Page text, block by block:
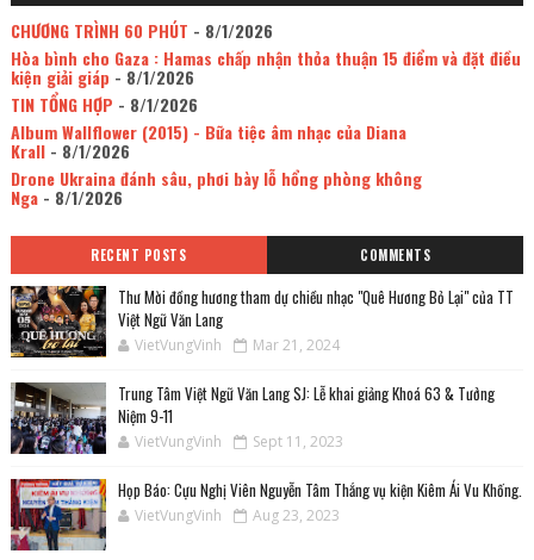
CHƯƠNG TRÌNH 60 PHÚT - 8/1/2026
Hòa bình cho Gaza : Hamas chấp nhận thỏa thuận 15 điểm và đặt điều
kiện giải giáp - 8/1/2026
TIN TỔNG HỢP - 8/1/2026
Album Wallflower (2015) - Bữa tiệc âm nhạc của Diana
Krall- 8/1/2026
Drone Ukraina đánh sâu, phơi bày lỗ hổng phòng không
Nga- 8/1/2026
RECENT POSTS COMMENTS
Thư Mời đồng hương tham dự chiều nhạc "Quê Hương Bỏ Lại" của TT
Việt Ngữ Văn Lang
VietVungVinh Mar 21, 2024
Trung Tâm Việt Ngữ Văn Lang SJ: Lễ khai giảng Khoá 63 & Tưởng
Niệm 9-11
VietVungVinh Sept 11, 2023
Họp Báo: Cựu Nghị Viên Nguyễn Tâm Thắng vụ kiện Kiêm Ái Vu Khống.
VietVungVinh Aug 23, 2023